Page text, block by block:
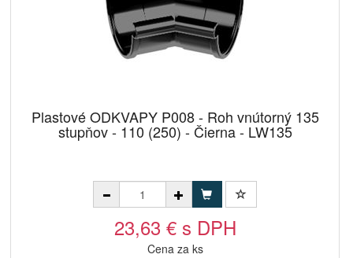
Plastové ODKVAPY P008 - Roh vnútorný 135
stupňov - 110 (250) - Čierna - LW135
23,63 € s DPH
Cena za ks